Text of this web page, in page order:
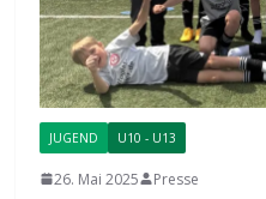
JUGEND U10 - U13
26. Mai 2025 Presse